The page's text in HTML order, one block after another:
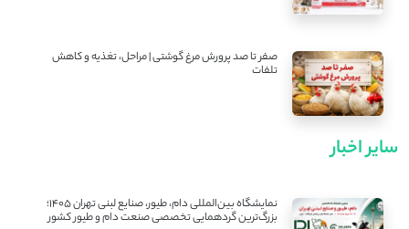
صفر تا صد پرورش مرغ گوشتی | مراحل، تغذیه و کاهش
تلفات
سایر اخبار
نمایشگاه بین‌المللی دام، طیور، صنایع لبنی تهران ۱۴۰۵؛
بزرگ‌ترین گردهمایی تخصصی صنعت دام و طیور کشور